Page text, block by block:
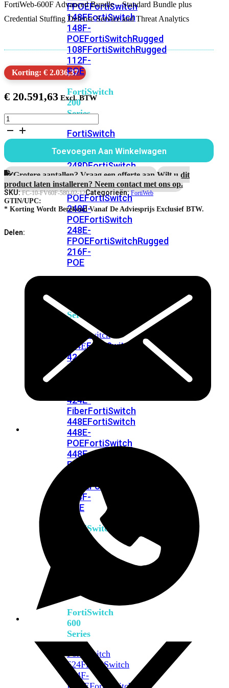
FPOEFortiSwitch
148FFortiSwitch
148F-
POEFortiSwitchRugged
108FFortiSwitchRugged
112F-
POE
FortiSwitch
200
Series
FortiSwitch
FPOEFortiSwitch
248DFortiSwitch
224EFortiswitch
224E-
POEFortiSwitch
248E-
POEFortiSwitch
248E-
FPOEFortiSwitchRugged
216F-
POE
Series
FortiSwitch
424EFortiSwitch
424E-
POE
424E-
FiberFortiSwitch
448EFortiSwitch
448E-
POEFortiSwitch
448E-
FPOE
FPOEFortiSwitchRugged
424F-
POE
FortiSwitch
FortiSwitch
600
Series
FortiSwitch
624FFortiSwitch
624F-
FPOEFortiSwitch
FortiWeb-600F Advanced Bundle – Standard Bundle plus
Credential Stuffing Defense Service and Threat Analytics
Korting: € 2.036,37
€ 20.591,63
FortiWeb-
600F
jaar
Advanced
Bundle
aantal
Toevoegen Aan Winkelwagen
Grotere aantallen? Vraag een offerte aan.Wilt u dit
product laten installeren? Neem contact met ons op.
SKU:FC-10-FV60F-580-02-12Categorieën:FortiWeb
GTIN/UPC:
* Korting Wordt Berekend Vanaf De Adviesprijs Exclusief BTW.
Delen: